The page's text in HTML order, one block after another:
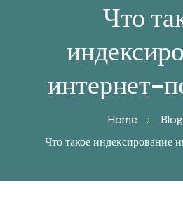
Что
интернет-
Home
Blog
Что такое индексирование